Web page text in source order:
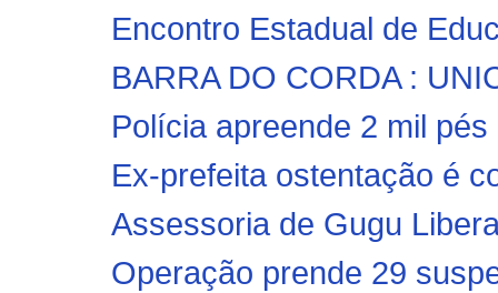
Encontro Estadual de
BARRA DO CORDA :
Polícia apreende 2 mil
Ex-prefeita ostentação é
Assessoria de Gugu
Operação prende 29